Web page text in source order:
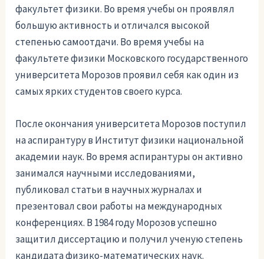
факультет физики. Во время учебы он проявлял
большую активность и отличался высокой
степенью самоотдачи. Во время учебы на
факультете физики Московского государственного
университета Морозов проявил себя как один из
самых ярких студентов своего курса.
После окончания университета Морозов поступил
на аспирантуру в Институт физики национальной
академии наук. Во время аспирантуры он активно
занимался научными исследованиями,
публиковал статьи в научных журналах и
презентовал свои работы на международных
конференциях. В 1984 году Морозов успешно
защитил диссертацию и получил ученую степень
кандидата физико-математических наук.